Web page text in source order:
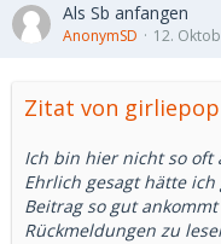
Als Sb anfangen
AnonymSD 12.
Zitat von girliepop
Ich bin hier nicht so oft
Ehrlich gesagt hätte
Beitrag so gut
Rückmeldungen zu